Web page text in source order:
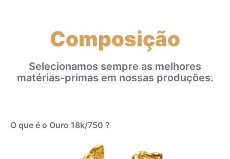
Composição
Selecionamos sempre as melhores
matérias-primas em nossas produções.
O que é o Ouro 18k/750 ?